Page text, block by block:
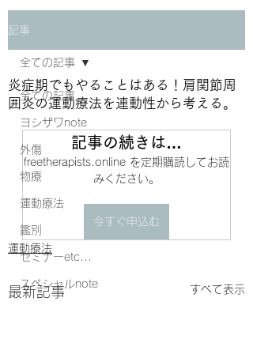
記事
全ての記事
ヨシザワnote
外傷
物療
運動療法
鑑別
セミナーetc...
スペシャルnote
全ての記事
炎症期でもやることはある！肩関節周
囲炎の運動療法を連動性から考える。
記事の続きは…
freetherapists.online を定期購読してお読
みください。
今すぐ申込む
運動療法
最新記事 すべて表示